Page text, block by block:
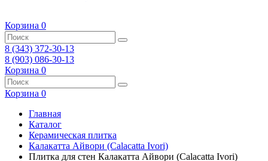
Корзина 0
8 (343) 372-30-13
8 (903) 086-30-13
Корзина 0
Корзина 0
Главная
Каталог
Керамическая плитка
Калакатта Айвори (Calacatta Ivori)
Плитка для стен Калакатта Айвори (Calacatta Ivori)